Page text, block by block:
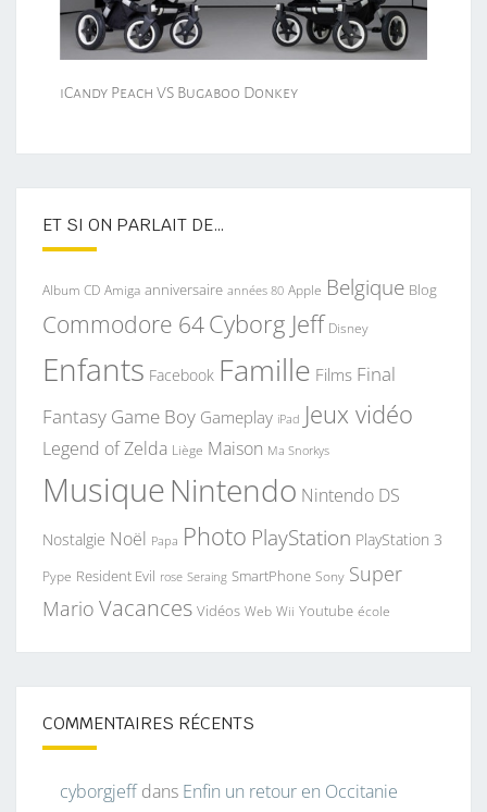
iCandy Peach VS Bugaboo Donkey
ET SI ON PARLAIT DE…
Album CD Amiga anniversaire années 80 Apple Belgique Blog
Commodore 64Cyborg Jeff Disney
Enfants Facebook Famille Films Final
Fantasy Game Boy Gameplay iPad Jeux vidéo
Legend of Zelda Liège Maison Ma Snorkys
MusiqueNintendo Nintendo DS
Nostalgie Noël Papa Photo PlayStation PlayStation 3
Pype Resident Evil rose Seraing SmartPhone Sony Super
Mario Vacances Vidéos Web Wii Youtube école
COMMENTAIRES RÉCENTS
cyborgjeffdans Enfin un retour en Occitanie